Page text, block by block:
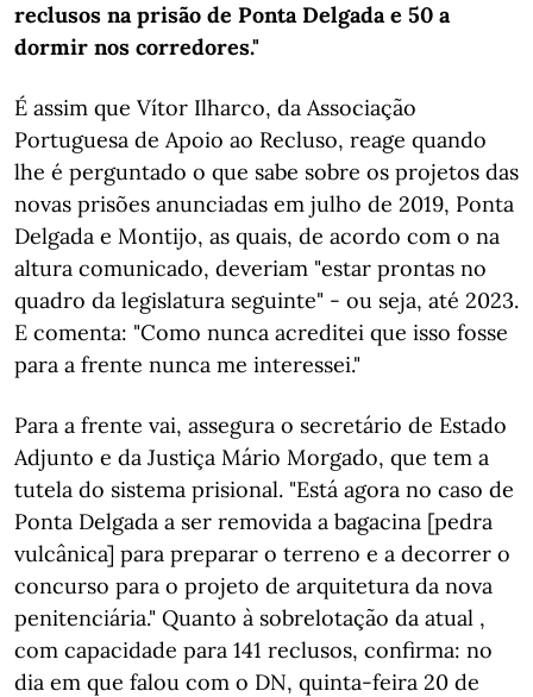
reclusos na prisão de Ponta Delgada e 50 a
dormir nos corredores."
É assim que Vítor Ilharco, da Associação
Portuguesa de Apoio ao Recluso, reage quando
lhe é perguntado o que sabe sobre os projetos das
novas prisões anunciadas em julho de 2019, Ponta
Delgada e Montijo, as quais, de acordo com o na
altura comunicado, deveriam "estar prontas no
quadro da legislatura seguinte" - ou seja, até 2023.
E comenta: "Como nunca acreditei que isso fosse
para a frente nunca me interessei."
Para a frente vai, assegura o secretário de Estado
Adjunto e da Justiça Mário Morgado, que tem a
tutela do sistema prisional. "Está agora no caso de
Ponta Delgada a ser removida a bagacina [pedra
vulcânica] para preparar o terreno e a decorrer o
concurso para o projeto de arquitetura da nova
penitenciária." Quanto à sobrelotação da atual ,
com capacidade para 141 reclusos, confirma: no
dia em que falou com o DN, quinta-feira 20 de